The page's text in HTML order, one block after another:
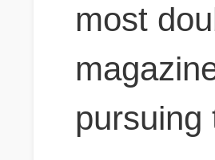
most
pursuing